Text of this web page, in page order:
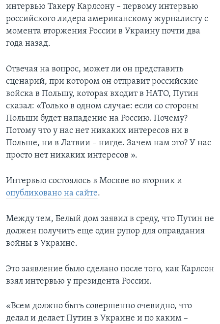
интервью Такеру Карлсону – первому интервью
российского лидера американскому журналисту с
момента вторжения России в Украину почти два
года назад.
Отвечая на вопрос, может ли он представить
сценарий, при котором он отправит российские
войска в Польшу, которая входит в НАТО, Путин
сказал: «Только в одном случае: если со стороны
Польши будет нападение на Россию. Почему?
Потому что у нас нет никаких интересов ни в
Польше, ни в Латвии – нигде. Зачем нам это? У нас
просто нет никаких интересов ».
Интервью состоялось в Москве во вторник и
опубликовано на сайте.
Между тем, Белый дом заявил в среду, что Путин не
должен получить еще один рупор для оправдания
войны в Украине.
Это заявление было сделано после того, как Карлсон
взял интервью у президента России.
«Всем должно быть совершенно очевидно, что
делал и делает Путин в Украине и по каким –